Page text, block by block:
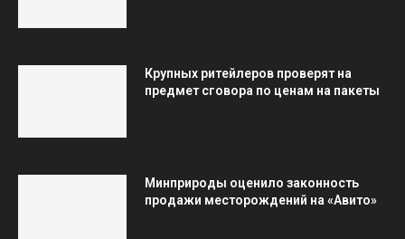
Крупных ритейлеров проверят на
предмет сговора по ценам на пакеты
Минприроды оценило законность
продажи месторождений на «Авито»